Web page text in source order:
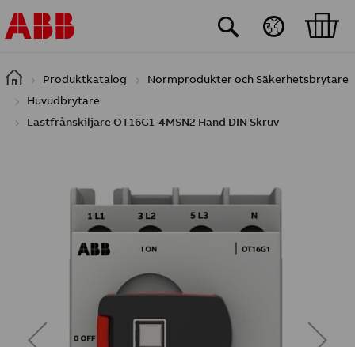
Hoppa till huvudinnehåll
Produktkatalog
Normprodukter och Säkerhetsbrytare
Huvudbrytare
Lastfrånskiljare OT16G1-4MSN2 Hand DIN Skruv